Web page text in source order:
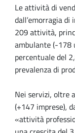
Le attività di
dall’emorragia di
209 attività,
ambulante (-
percentuale del
prevalenza di
Nei servizi, oltre
(+147 imprese),
«attività